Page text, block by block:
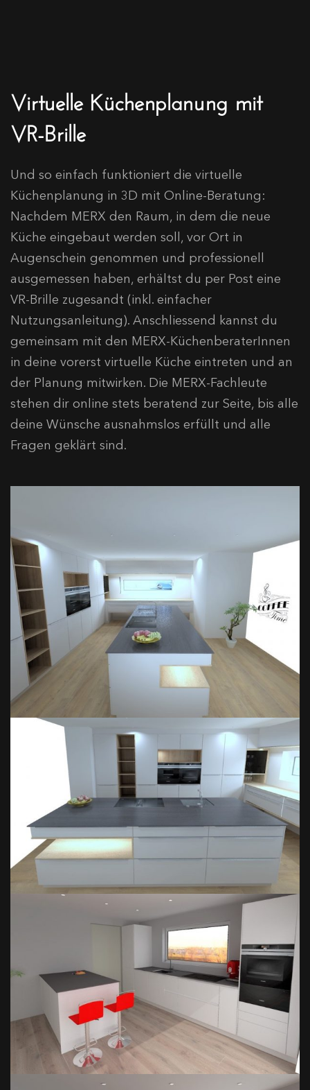
Virtuelle Küchenplanung mit
VR-Brille
Und so einfach funktioniert die virtuelle
Küchenplanung in 3D mit Online-Beratung:
Nachdem MERX den Raum, in dem die neue
Küche eingebaut werden soll, vor Ort in
Augenschein genommen und professionell
ausgemessen haben, erhältst du per Post eine
VR-Brille zugesandt (inkl. einfacher
Nutzungsanleitung). Anschliessend kannst du
gemeinsam mit den MERX-KüchenberaterInnen
in deine vorerst virtuelle Küche eintreten und an
der Planung mitwirken. Die MERX-Fachleute
stehen dir online stets beratend zur Seite, bis alle
deine Wünsche ausnahmslos erfüllt und alle
Fragen geklärt sind.